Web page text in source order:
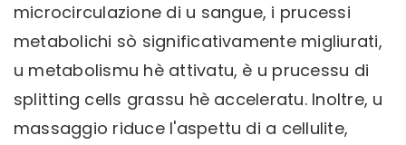
microcirculazione di u sangue, i prucessi
metabolichi sò significativamente migliurati,
u metabolismu hè attivatu, è u prucessu di
splitting cells grassu hè acceleratu. Inoltre, u
massaggio riduce l'aspettu di a cellulite,